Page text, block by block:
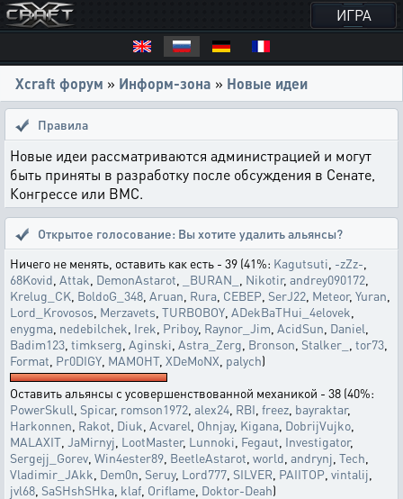
ИГРА
Xcraft форум » Информ-зона » Новые идеи
Правила
Новые идеи рассматриваются администрацией и могут
быть приняты в разработку после обсуждения в Сенате,
Конгрессе или ВМС.
Открытое голосование: Вы хотите удалить альянсы?
Ничего не менять, оставить как есть - 39 (41%: Kagutsuti -zZz-
68Kovid Attak DemonAstarot _BURAN_ Nikotir, andrey090172
Krelug_CK BoldoG_348 Aruan Rura CEBEP SerJ22 Meteor, Yuran
Lord_Krovosos Merzavets TURBOBOY ADekBaTHui_4elovek
enygma nedebilchek Irek Priboy, Raynor_Jim AcidSun Daniel
Badim123 timkserg Aginski Astra_Zerg Bronson Stalker_ tor73
Format Pr0DIGY МАМОНТ, XDeMoNX palych)
Оставить альянсы с усовершенствованной механикой - 38 (40%:
PowerSkull Spicar, romson1972 alex24 RBI freez bayraktar,
Harkonnen Rakot Diuk Acvarel Ohnjay, Kigana DobrijVujko
MALAXIT JaMirnyj LootMaster, Lunnoki Fegaut Investigator,
Sergejj_Gorev Win4ester89 BeetleAstarot world andrynj Tech
Vladimir_JAkk Dem0n Seruy, Lord777 SILVER PAIITOP vintalij
jvl68 SaSHshSHka klaf Oriflame Doktor-Deah)